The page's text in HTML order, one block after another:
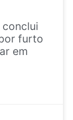
conclui
furto
em